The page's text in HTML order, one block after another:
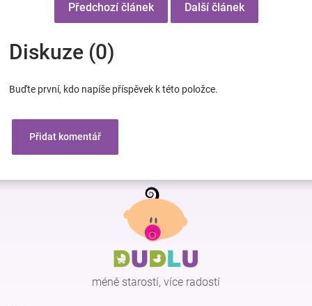
Předchozí článek Další článek
Diskuze (0)
Buďte první, kdo napíše příspěvek k této položce.
Přidat komentář
Z
méně starostí, více radostí